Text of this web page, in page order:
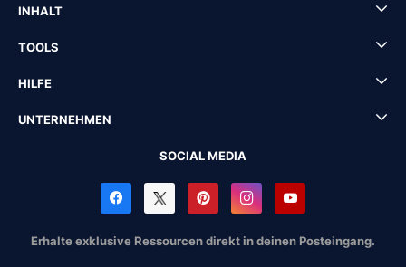
INHALT
TOOLS
HILFE
UNTERNEHMEN
SOCIAL MEDIA
Erhalte exklusive Ressourcen direkt in deinen Posteingang.